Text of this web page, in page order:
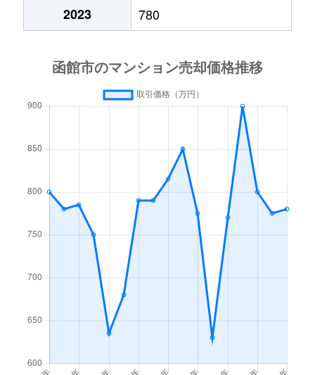
梁川町
2,300万円
五稜郭公園前
3,500万円 函館
湯川町
函館
湯川町
函館
1,700万円 湯の川
530万円 湯の川
520万円 湯の川
湯川町
1,300万円
湯川町
790万円 湯の川 徒歩6
2023
780